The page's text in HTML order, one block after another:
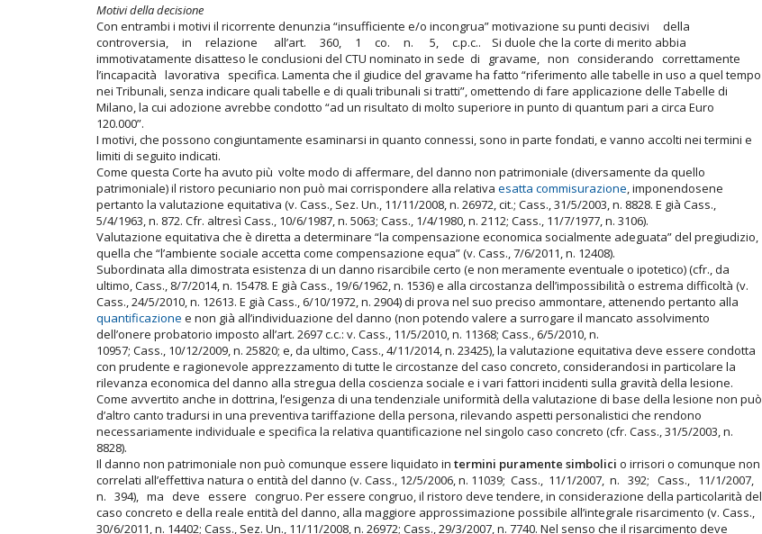
Motivi della decisione
Con entrambi i motivi il ricorrente denunzia “insufficiente e/o incongrua” motivazione su punti decisivi della
controversia, in relazione all’art. 360, 1 co. n. 5, c.p.c.. Si duole che la corte di merito abbia
immotivatamente disatteso le conclusioni del CTU nominato in sede di gravame, non considerando correttamente
l’incapacità lavorativa specifica. Lamenta che il giudice del gravame ha fatto “riferimento alle tabelle in uso a quel tempo
nei Tribunali, senza indicare quali tabelle e di quali tribunali si tratti”, omettendo di fare applicazione delle Tabelle di
Milano, la cui adozione avrebbe condotto “ad un risultato di molto superiore in punto di quantum pari a circa Euro
120.000”.
I motivi, che possono congiuntamente esaminarsi in quanto connessi, sono in parte fondati, e vanno accolti nei termini e
limiti di seguito indicati.
Come questa Corte ha avuto più volte modo di affermare, del danno non patrimoniale (diversamente da quello
patrimoniale) il ristoro pecuniario non può mai corrispondere alla relativa esatta commisurazione, imponendosene
pertanto la valutazione equitativa (v. Cass., Sez. Un., 11/11/2008, n. 26972, cit.; Cass., 31/5/2003, n. 8828. E già Cass.,
5/4/1963, n. 872. Cfr. altresì Cass., 10/6/1987, n. 5063; Cass., 1/4/1980, n. 2112; Cass., 11/7/1977, n. 3106).
Valutazione equitativa che è diretta a determinare “la compensazione economica socialmente adeguata” del pregiudizio,
quella che “l’ambiente sociale accetta come compensazione equa” (v. Cass., 7/6/2011, n. 12408).
Subordinata alla dimostrata esistenza di un danno risarcibile certo (e non meramente eventuale o ipotetico) (cfr., da
ultimo, Cass., 8/7/2014, n. 15478. E già Cass., 19/6/1962, n. 1536) e alla circostanza dell’impossibilità o estrema difficoltà (v.
Cass., 24/5/2010, n. 12613. E già Cass., 6/10/1972, n. 2904) di prova nel suo preciso ammontare, attenendo pertanto alla
quantificazione e non già all’individuazione del danno (non potendo valere a surrogare il mancato assolvimento
dell’onere probatorio imposto all’art. 2697 c.c.: v. Cass., 11/5/2010, n. 11368; Cass., 6/5/2010, n.
10957; Cass., 10/12/2009, n. 25820; e, da ultimo, Cass., 4/11/2014, n. 23425), la valutazione equitativa deve essere condotta
con prudente e ragionevole apprezzamento di tutte le circostanze del caso concreto, considerandosi in particolare la
rilevanza economica del danno alla stregua della coscienza sociale e i vari fattori incidenti sulla gravità della lesione.
Come avvertito anche in dottrina, l’esigenza di una tendenziale uniformità della valutazione di base della lesione non può
d’altro canto tradursi in una preventiva tariffazione della persona, rilevando aspetti personalistici che rendono
necessariamente individuale e specifica la relativa quantificazione nel singolo caso concreto (cfr. Cass., 31/5/2003, n.
8828).
Il danno non patrimoniale non può comunque essere liquidato in termini puramente simbolici o irrisori o comunque non
correlati all’effettiva natura o entità del danno (v. Cass., 12/5/2006, n. 11039; Cass., 11/1/2007, n. 392; Cass., 11/1/2007,
n. 394), ma deve essere congruo. Per essere congruo, il ristoro deve tendere, in considerazione della particolarità del
caso concreto e della reale entità del danno, alla maggiore approssimazione possibile all’integrale risarcimento (v. Cass.,
30/6/2011, n. 14402; Cass., Sez. Un., 11/11/2008, n. 26972; Cass., 29/3/2007, n. 7740. Nel senso che il risarcimento deve